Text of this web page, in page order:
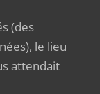
(des
le lieu
attendait